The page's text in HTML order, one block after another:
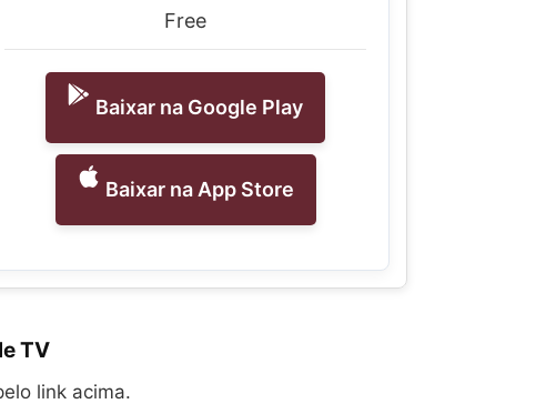
Free
Baixar na Google Play
Baixar na App Store
TV
link acima.